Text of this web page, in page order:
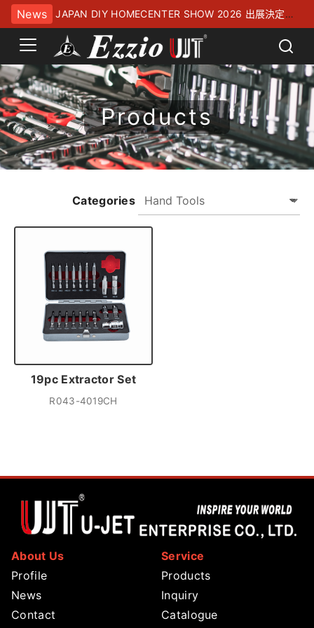
News
JAPAN DIY HOMECENTER SHOW 2026 出展決定！
幕張メッセにてお待ちしております
Products
Categories
19pc Extractor Set
R043-4019CH
About Us
Profile
News
Contact
Service
Products
Inquiry
Catalogue